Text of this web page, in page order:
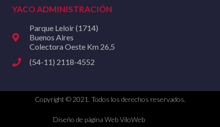
YACO ADMINISTRACIÓN
Parque Leloir (1714)
Buenos Aires
Colectora Oeste Km 26,5
(54-11) 2118-4552
Copyright © 2021. Todos los derechos reservados.
Diseño de página Web ViloWeb